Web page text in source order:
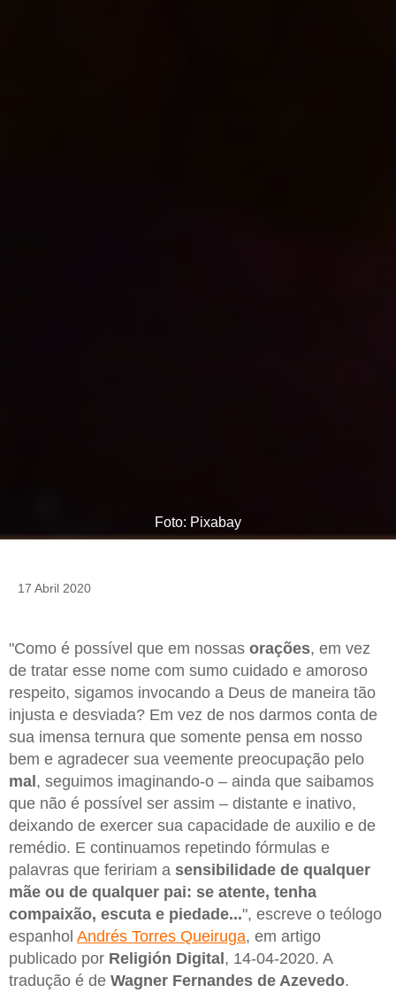
Foto: Pixabay
17 Abril 2020
"Como é possível que em nossas orações, em vez
de tratar esse nome com sumo cuidado e amoroso
respeito, sigamos invocando a Deus de maneira tão
injusta e desviada? Em vez de nos darmos conta de
sua imensa ternura que somente pensa em nosso
bem e agradecer sua veemente preocupação pelo
mal , seguimos imaginando-o – ainda que saibamos
que não é possível ser assim – distante e inativo,
deixando de exercer sua capacidade de auxilio e de
remédio. E continuamos repetindo fórmulas e
palavras que feririam a sensibilidade de qualquer
mãe ou de qualquer pai: se atente, tenha
compaixão, escuta e piedade...", escreve o teólogo
espanhol Andrés Torres Queiruga, em artigo
publicado por Religión Digital , 14-04-2020. A
tradução é de Wagner Fernandes de Azevedo.